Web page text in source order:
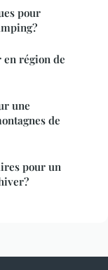
pour
en région de
une
de
pour un